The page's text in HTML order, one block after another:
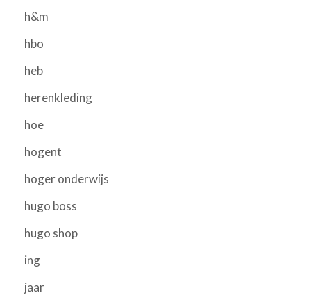
h&m
hbo
heb
herenkleding
hoe
hogent
hoger onderwijs
hugo boss
hugo shop
ing
jaar